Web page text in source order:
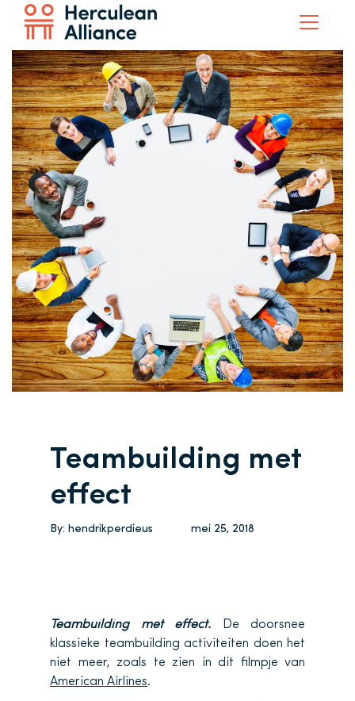
Teambuilding met
effect
By: hendrikperdieus mei 25, 2018
Teambuilding met effect. De doorsnee
klassieke teambuilding activiteiten doen het
niet meer, zoals te zien in dit filmpje van
American Airlines.